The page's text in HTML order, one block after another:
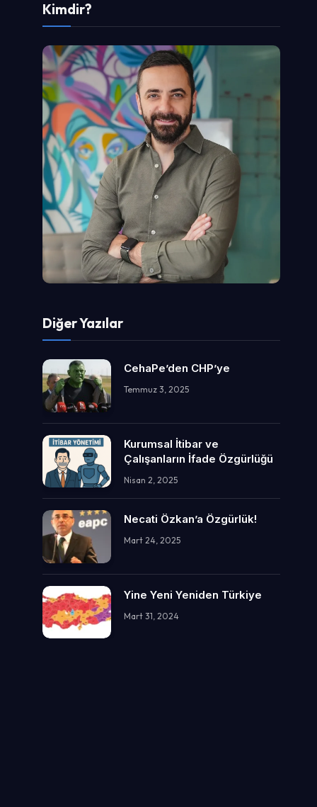
Kimdir?
Diğer Yazılar
CehaPe’den CHP’ye
Temmuz 3, 2025
Kurumsal İtibar ve
Çalışanların İfade Özgürlüğü
Nisan 2, 2025
Necati Özkan’a Özgürlük!
Mart 24, 2025
Yine Yeni Yeniden Türkiye
Mart 31, 2024